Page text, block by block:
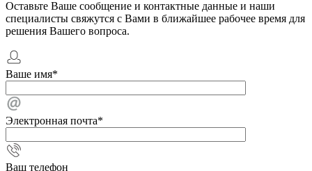
Оставьте Ваше сообщение и контактные данные и наши
специалисты свяжутся с Вами в ближайшее рабочее время для
решения Вашего вопроса.
Ваше имя*
Электронная почта*
Ваш телефон